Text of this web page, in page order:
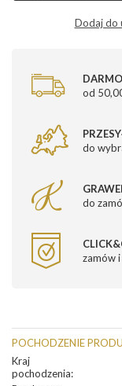
Dodaj do
od
do
do
zamów
POCHODZENIE
Kraj
pochodzenia: